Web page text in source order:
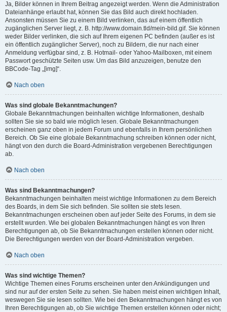
Ja, Bilder können in Ihrem Beitrag angezeigt werden. Wenn die Administration
Dateianhänge erlaubt hat, können Sie das Bild auch direkt hochladen.
Ansonsten müssen Sie zu einem Bild verlinken, das auf einem öffentlich
zugänglichen Server liegt, z. B. http://www.domain.tld/mein-bild.gif. Sie können
weder Bilder verlinken, die sich auf Ihrem eigenen PC befinden (außer es ist
ein öffentlich zugänglicher Server), noch zu Bildern, die nur nach einer
Anmeldung verfügbar sind, z. B. Hotmail- oder Yahoo-Mailboxen, mit einem
Passwort geschützte Seiten usw. Um das Bild anzuzeigen, benutze den
BBCode-Tag „[img]“.
Nach oben
Was sind globale Bekanntmachungen?
Globale Bekanntmachungen beinhalten wichtige Informationen, deshalb
sollten Sie sie so bald wie möglich lesen. Globale Bekanntmachungen
erscheinen ganz oben in jedem Forum und ebenfalls in Ihrem persönlichen
Bereich. Ob Sie eine globale Bekanntmachung schreiben können oder nicht,
hängt von den durch die Board-Administration vergebenen Berechtigungen
ab.
Nach oben
Was sind Bekanntmachungen?
Bekanntmachungen beinhalten meist wichtige Informationen zu dem Bereich
des Boards, in dem Sie sich befinden. Sie sollten sie stets lesen.
Bekanntmachungen erscheinen oben auf jeder Seite des Forums, in dem sie
erstellt wurden. Wie bei globalen Bekanntmachungen hängt es von Ihren
Berechtigungen ab, ob Sie Bekanntmachungen erstellen können oder nicht.
Die Berechtigungen werden von der Board-Administration vergeben.
Nach oben
Was sind wichtige Themen?
Wichtige Themen eines Forums erscheinen unter den Ankündigungen und
sind nur auf der ersten Seite zu sehen. Sie haben meist einen wichtigen Inhalt,
weswegen Sie sie lesen sollten. Wie bei den Bekanntmachungen hängt es von
Ihren Berechtigungen ab, ob Sie wichtige Themen erstellen können oder nicht;